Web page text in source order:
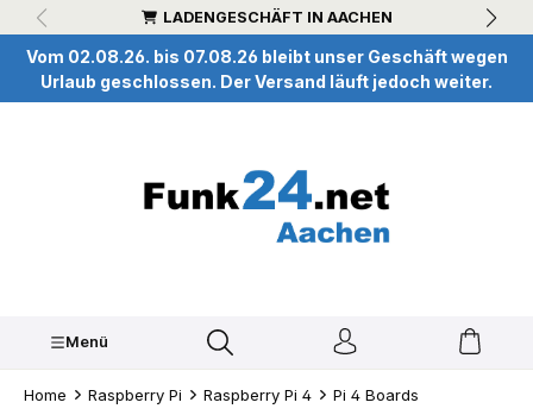
springen LADENGESCHÄFT IN AACHEN
Vom 02.08.26. bis 07.08.26 bleibt unser Geschäft wegen
Urlaub geschlossen. Der Versand läuft jedoch weiter.
Menü
Home Raspberry Pi Raspberry Pi 4 Pi 4 Boards